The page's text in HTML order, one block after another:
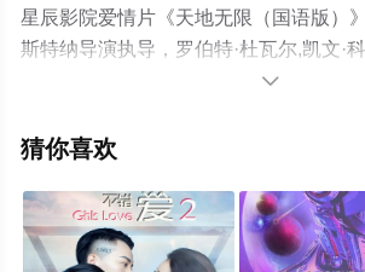
星辰影院爱情片《天地无限（国语版）
斯特纳导演执导，罗伯特·杜瓦尔,凯文·
宁,迈克尔·刚本,迈克尔·杰特,迭戈·卢纳,
影，手机免费观看高清无删减完整版电
平台了解。

猜你喜欢